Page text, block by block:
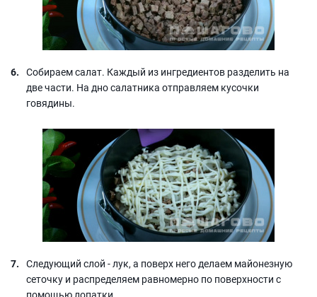
Собираем салат. Каждый из ингредиентов разделить на
две части. На дно салатника отправляем кусочки
говядины.
Следующий слой - лук, а поверх него делаем майонезную
сеточку и распределяем равномерно по поверхности с